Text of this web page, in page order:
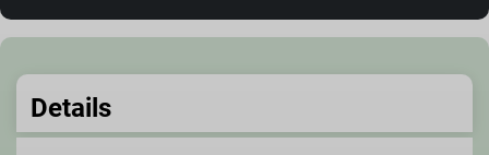
Details